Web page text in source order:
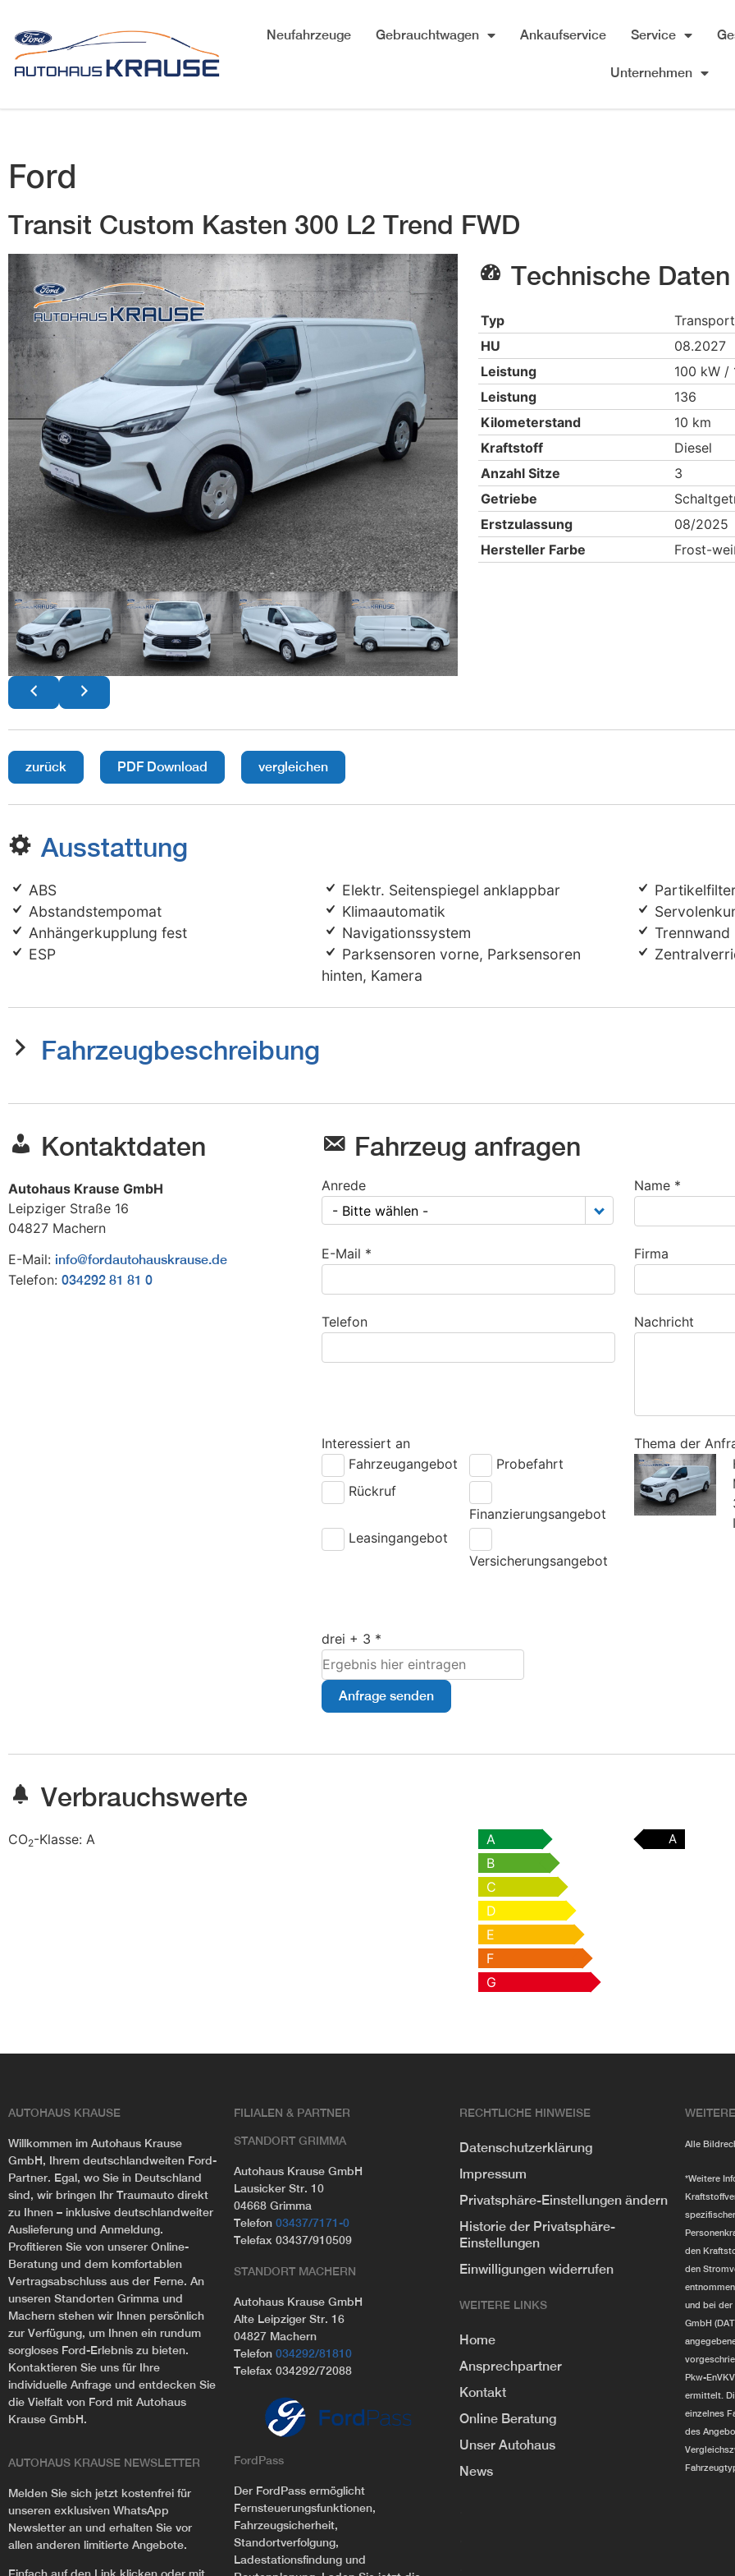
Neufahrzeuge Gebrauchtwagen Ankaufservice Service
Unternehmen
Ford
Transit Custom Kasten 300 L2 Trend FWD
Technische Daten
Typ
HU
08.2027
Leistung
100 kW /
Leistung
136
Kilometerstand
10 km
Kraftstoff
Diesel
Anzahl Sitze
3
Getriebe
Erstzulassung
08/2025
Hersteller Farbe
Frost-
zurück PDF Download vergleichen
Ausstattung
ABS
Abstandstempomat
Anhängerkupplung fest
ESP
Elektr. Seitenspiegel anklappbar
Klimaautomatik
Navigationssystem
Parksensoren vorne, Parksensoren
hinten, Kamera
Partikelfilter
Trennwand
Fahrzeugbeschreibung
Kontaktdaten
Autohaus Krause GmbH
Leipziger Straße 16
04827 Machern
E-Mail: info@fordautohauskrause.de
Telefon: 034292 81 81 0
Fahrzeug anfragen
Anrede
- Bitte wählen -
Name *
E-Mail * Firma
Telefon Nachricht
Interessiert an
Fahrzeugangebot
Probefahrt
Rückruf
Finanzierungsangebot
Leasingangebot
Versicherungsangebot
Thema der
drei + 3 *
Anfrage senden
Verbrauchswerte
CO2-Klasse: A A A
B
C
D
E
F
G
AUTOHAUS KRAUSE
Willkommen im Autohaus Krause
GmbH, Ihrem deutschlandweiten Ford-
Partner. Egal, wo Sie in Deutschland
sind, wir bringen Ihr Traumauto direkt
zu Ihnen – inklusive deutschlandweiter
Auslieferung und Anmeldung.
Profitieren Sie von unserer Online-
Beratung und dem komfortablen
Vertragsabschluss aus der Ferne. An
unseren Standorten Grimma und
Machern stehen wir Ihnen persönlich
zur Verfügung, um Ihnen ein rundum
sorgloses Ford-Erlebnis zu bieten.
Kontaktieren Sie uns für Ihre
individuelle Anfrage und entdecken Sie
die Vielfalt von Ford mit Autohaus
Krause GmbH.
AUTOHAUS KRAUSE NEWSLETTER
Melden Sie sich jetzt kostenfrei für
unseren exklusiven WhatsApp
Newsletter an und erhalten Sie vor
allen anderen limitierte Angebote.
FILIALEN & PARTNER
STANDORT GRIMMA
Autohaus Krause GmbH
Lausicker Str. 10
04668 Grimma
Telefon 03437/7171-0
Telefax 03437/910509
STANDORT MACHERN
Autohaus Krause GmbH
Alte Leipziger Str. 16
04827 Machern
Telefon 034292/81810
Telefax 034292/72088
FordPass
Der FordPass ermöglicht
Fernsteuerungsfunktionen,
Fahrzeugsicherheit,
Standortverfolgung,
Ladestationsfindung und
RECHTLICHE HINWEISE
Datenschutzerklärung
Impressum
Privatsphäre-Einstellungen ändern
Historie der Privatsphäre-
Einstellungen
Einwilligungen widerrufen
WEITERE LINKS
Home
Ansprechpartner
Kontakt
Online Beratung
Unser Autohaus
News
Alle
*Weitere
den
den
und bei der
GmbH
Pkw-
ermittelt.
einzelnes
des